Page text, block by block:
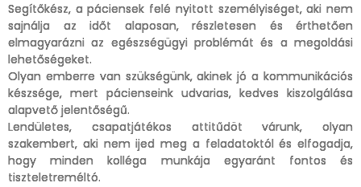
Segítőkész, a páciensek felé nyitott személyiséget, aki nem
sajnálja az időt alaposan, részletesen és érthetően
elmagyarázni az egészségügyi problémát és a megoldási
lehetőségeket.
Olyan emberre van szükségünk, akinek jó a kommunikációs
készsége, mert pácienseink udvarias, kedves kiszolgálása
alapvető jelentőségű.
Lendületes, csapatjátékos attitűdöt várunk, olyan
szakembert, aki nem ijed meg a feladatoktól és elfogadja,
hogy minden kolléga munkája egyaránt fontos és
tiszteletreméltó.